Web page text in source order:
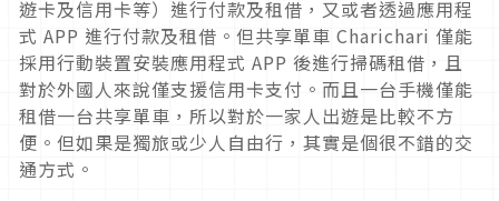
遊卡及信用卡等）進行付款及租借，又或者透過應用程
式 APP 進行付款及租借。但共享單車 Charichari 僅能
採用行動裝置安裝應用程式 APP 後進行掃碼租借，且
對於外國人來說僅支援信用卡支付。而且一台手機僅能
租借一台共享單車，所以對於一家人出遊是比較不方
便。但如果是獨旅或少人自由行，其實是個很不錯的交
通方式。